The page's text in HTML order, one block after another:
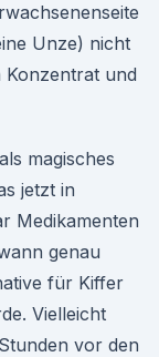
Unze) nicht
Konzentrat und
magisches
jetzt in
Medikamenten
genau
für Kiffer
Vielleicht
vor den